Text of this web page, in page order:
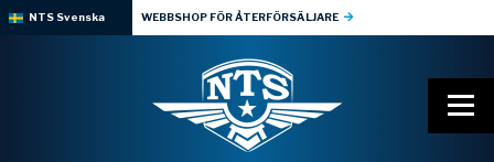
NTS Svenska WEBBSHOP FÖR ÅTERFÖRSÄLJARE